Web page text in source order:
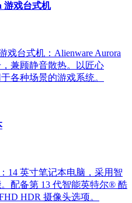
游戏台式机
戏台式机：Alienware Aurora
兼顾静音散热。以匠心
各种场景的游戏系统。
14 英寸笔记本电脑，采用智
配备第 13 代智能英特尔® 酷
HDR 摄像头选项。